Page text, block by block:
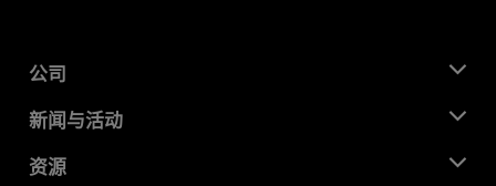
公司
关于 AMD
企业责任
新闻与活动
新闻中心
资源